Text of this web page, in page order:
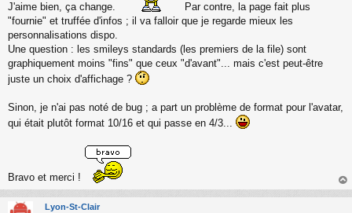
o
n
l
u
J'aime bien, ça change.
Par contre, la page fait plus
"fournie" et truffée d'infos ; il va falloir que je regarde mieux les
personnalisations dispo.
Une question : les smileys standards (les premiers de la file) sont
graphiquement moins "fins" que ceux "d'avant"... mais c'est peut-être
juste un choix d'affichage ?
Sinon, je n'ai pas noté de bug ; a part un problème de format pour l'avatar,
qui était plutôt format 10/16 et qui passe en 4/3...
Bravo et merci !
au
Lyon-St-Clair